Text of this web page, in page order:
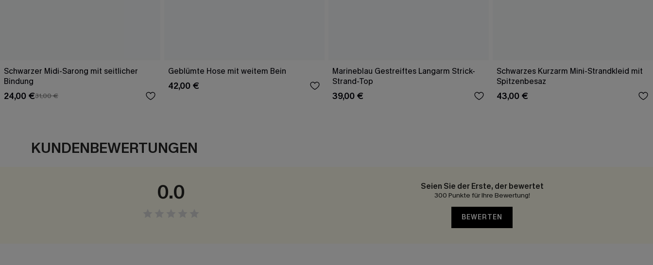
Schwarzer Midi-Sarong mit seitlicher
Bindung
24,00 €31,00 €
Geblümte Hose mit weitem Bein
42,00 €
Marineblau Gestreiftes Langarm Strick-
Strand-Top
39,00 €
Schwarzes Kurzarm Mini-Strandkleid mit
Spitzenbesaz
43,00 €
KUNDENBEWERTUNGEN
0.0 Seien Sie der Erste, der bewertet
300 Punkte für Ihre Bewertung!
BEWERTEN